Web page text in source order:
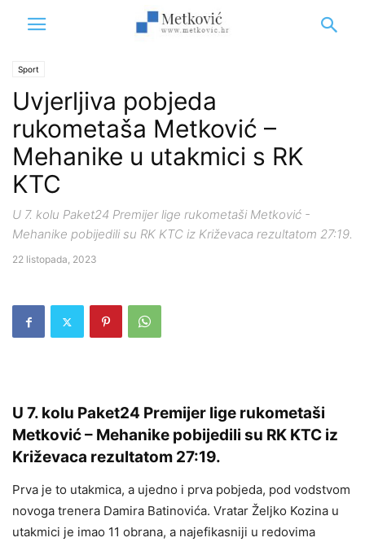
Sport
Uvjerljiva pobjeda
rukometaša Metković –
Mehanike u utakmici s RK
KTC
U 7. kolu Paket24 Premijer lige rukometaši Metković -
Mehanike pobijedili su RK KTC iz Križevaca rezultatom 27:19.
22 listopada, 2023
U 7. kolu Paket24 Premijer lige rukometaši
Metković – Mehanike pobijedili su RK KTC iz
Križevaca rezultatom 27:19.
Prva je to utakmica, a ujedno i prva pobjeda, pod vodstvom
novoga trenera Damira Batinovića. Vratar Željko Kozina u
utakmici je imao 11 obrana, a najefikasniji u redovima